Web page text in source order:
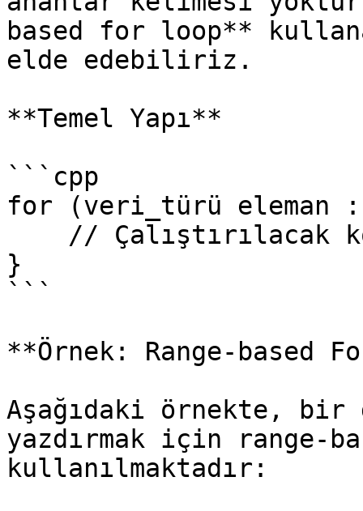
based for loop**
elde edebiliriz.
**Temel Yapı**
```cpp
for (veri_türü
}
```
**Örnek: Range-based
Aşağıdaki örnekte, bir
yazdırmak için range-
kullanılmaktadır: